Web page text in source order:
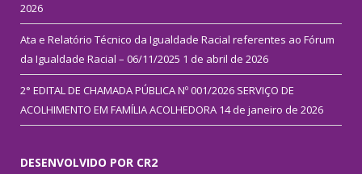
2026
Ata e Relatório Técnico da Igualdade Racial referentes ao Fórum
da Igualdade Racial – 06/11/2025 1 de abril de 2026
2° EDITAL DE CHAMADA PÚBLICA Nº 001/2026 SERVIÇO DE
ACOLHIMENTO EM FAMÍLIA ACOLHEDORA 14 de janeiro de 2026
DESENVOLVIDO POR CR2